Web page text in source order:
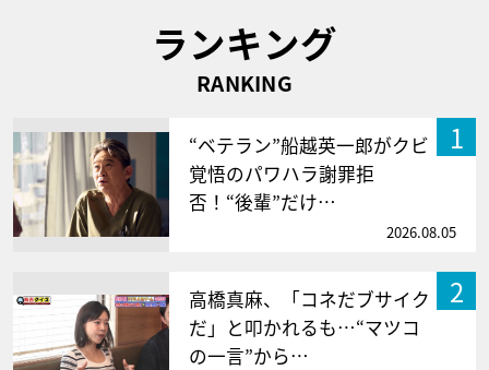
ランキング
RANKING
1
“ベテラン”船越英一郎がクビ
覚悟のパワハラ謝罪拒
否！“後輩”だけ…
2026.08.05
2
高橋真麻、「コネだブサイク
だ」と叩かれるも…“マツコ
の一言”から…